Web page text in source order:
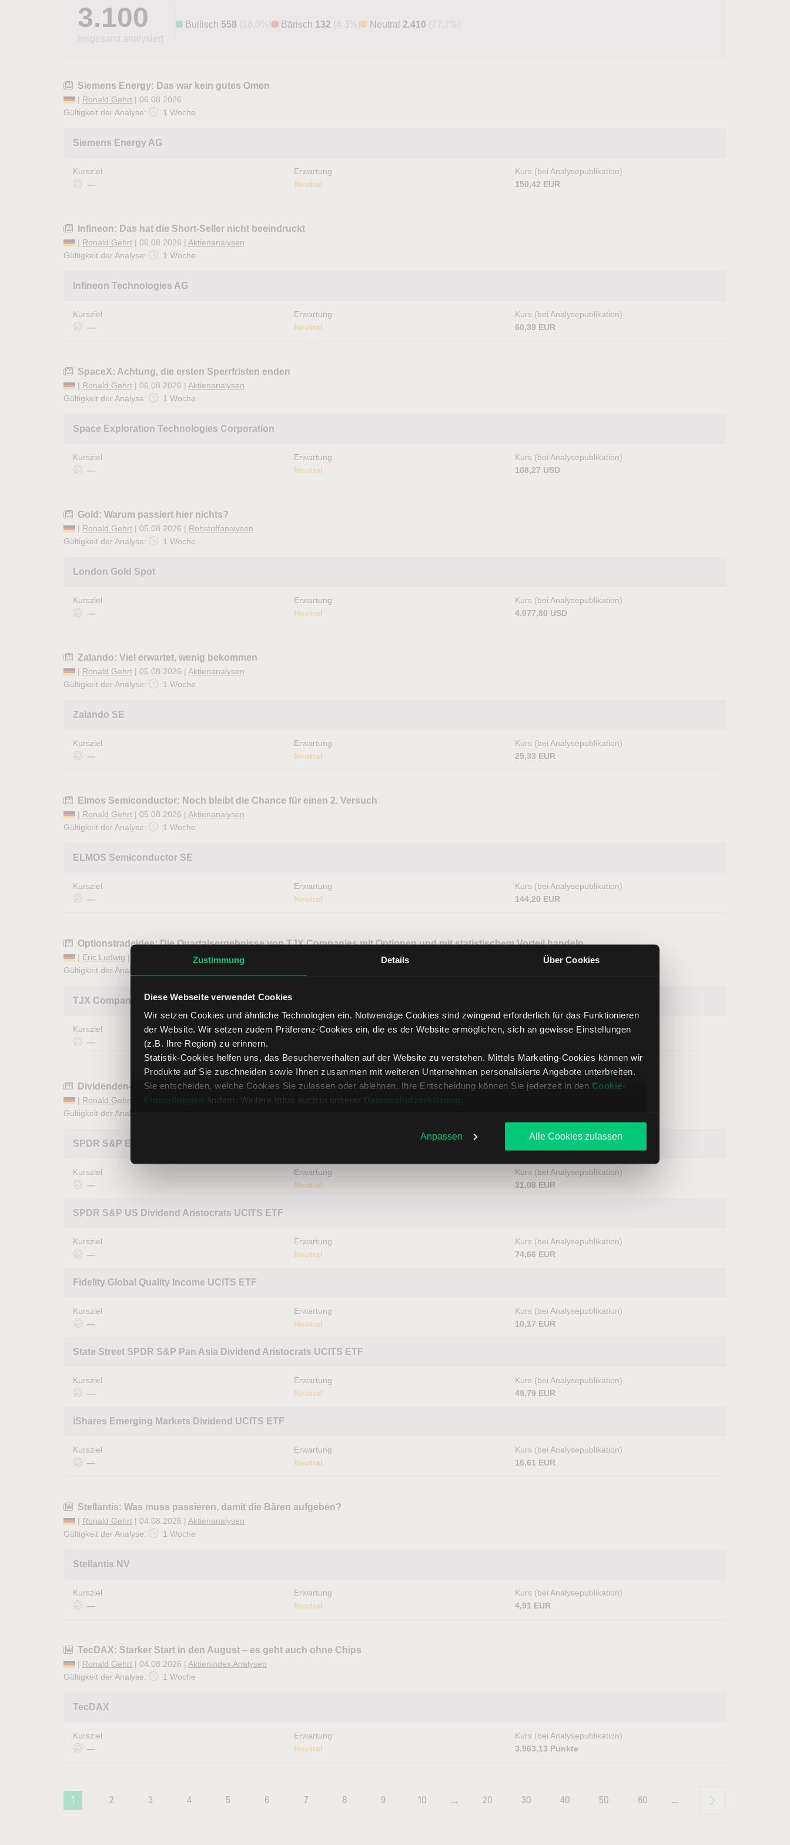
Zustimmung Details Über Cookies
Diese Webseite verwendet Cookies
Wir setzen Cookies und ähnliche Technologien ein. Notwendige Cookies sind zwingend erforderlich für das Funktionieren
der Website. Wir setzen zudem Präferenz-Cookies ein, die es der Website ermöglichen, sich an gewisse Einstellungen
(z.B. Ihre Region) zu erinnern.
Statistik-Cookies helfen uns, das Besucherverhalten auf der Website zu verstehen. Mittels Marketing-Cookies können wir
Produkte auf Sie zuschneiden sowie Ihnen zusammen mit weiteren Unternehmen personalisierte Angebote unterbreiten.
Sie entscheiden, welche Cookies Sie zulassen oder ablehnen. Ihre Entscheidung können Sie jederzeit in den Cookie-
Einstellungen
ändern. Weitere Infos auch in unserer Datenschutzerklärung
Anpassen Alle Cookies zulassen
3.100
Insgesamt analysiert
Bullisch 558 (18,0%) Bärisch 132 (4,3%) Neutral 2.410 (77,7%)
Siemens Energy: Das war kein gutes Omen
| Ronald Gehrt | 06.08.2026
Gültigkeit der Analyse:
1 Woche
Siemens Energy AG
Kursziel
—
Erwartung
Neutral
Kurs (bei Analysepublikation)
150,42 EUR
Infineon: Das hat die Short-Seller nicht beeindruckt
| Ronald Gehrt | 06.08.2026 | Aktienanalysen
Gültigkeit der Analyse:
1 Woche
Infineon Technologies AG
Kursziel
—
Erwartung
Neutral
Kurs (bei Analysepublikation)
60,39 EUR
SpaceX: Achtung, die ersten Sperrfristen enden
| Ronald Gehrt | 06.08.2026 | Aktienanalysen
Gültigkeit der Analyse:
1 Woche
Space Exploration Technologies Corporation
Kursziel
—
Erwartung
Neutral
Kurs (bei Analysepublikation)
108,27 USD
Gold: Warum passiert hier nichts?
| Ronald Gehrt | 05.08.2026 | Rohstoffanalysen
Gültigkeit der Analyse:
1 Woche
London Gold Spot
Kursziel
—
Erwartung
Neutral
Kurs (bei Analysepublikation)
4.077,80 USD
Zalando: Viel erwartet, wenig bekommen
| Ronald Gehrt | 05.08.2026 | Aktienanalysen
Gültigkeit der Analyse:
1 Woche
Zalando SE
Kursziel
—
Erwartung
Neutral
Kurs (bei Analysepublikation)
25,33 EUR
Elmos Semiconductor: Noch bleibt die Chance für einen 2. Versuch
| Ronald Gehrt | 05.08.2026 | Aktienanalysen
Gültigkeit der Analyse:
1 Woche
ELMOS Semiconductor SE
Kursziel
—
Erwartung
Neutral
Kurs (bei Analysepublikation)
144,20 EUR
Optionstradeidee: Die Quartalsergebnisse von TJX Companies mit Optionen und mit statistischem Vorteil handeln
| Eric Ludwig | 05.08.2026 |
Optionen in der Praxis
Gültigkeit der Analyse:
TJX Companies Inc.
Kursziel
—
Erwartung
Kurs (bei Analysepublikation)
Dividenden-ETFs 2026
| Ronald Gehrt | 04.08.2026 |
ETFs im Fokus
Gültigkeit der Analyse:
SPDR S&P Euro Dividend Aristocrats UCITS ETF
Kursziel
—
Erwartung
Neutral
Kurs (bei Analysepublikation)
31,08 EUR
SPDR S&P US Dividend Aristocrats UCITS ETF
Kursziel
—
Erwartung
Neutral
Kurs (bei Analysepublikation)
74,66 EUR
Fidelity Global Quality Income UCITS ETF
Kursziel
—
Erwartung
Neutral
Kurs (bei Analysepublikation)
10,17 EUR
State Street SPDR S&P Pan Asia Dividend Aristocrats UCITS ETF
Kursziel
—
Erwartung
Neutral
Kurs (bei Analysepublikation)
49,79 EUR
iShares Emerging Markets Dividend UCITS ETF
Kursziel
—
Erwartung
Neutral
Kurs (bei Analysepublikation)
16,61 EUR
Stellantis: Was muss passieren, damit die Bären aufgeben?
| Ronald Gehrt | 04.08.2026 | Aktienanalysen
Gültigkeit der Analyse:
1 Woche
Stellantis NV
Kursziel
—
Erwartung
Neutral
Kurs (bei Analysepublikation)
4,91 EUR
TecDAX: Starker Start in den August – es geht auch ohne Chips
| Ronald Gehrt | 04.08.2026 | Aktienindex Analysen
Gültigkeit der Analyse:
1 Woche
TecDAX
Kursziel
—
Erwartung
Neutral
Kurs (bei Analysepublikation)
3.963,13 Punkte
1 2 3 4 5 6 7 8 9 10 … 20 30 40 50 60 …